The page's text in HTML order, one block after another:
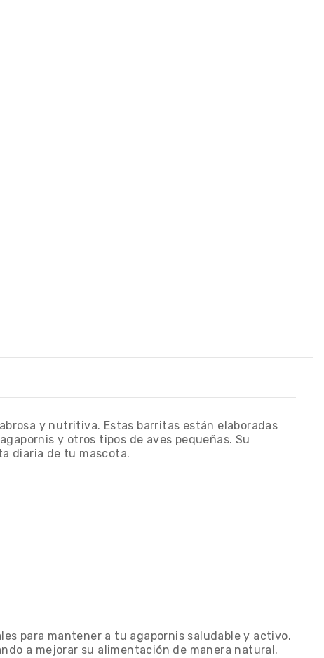
y nutritiva. Estas barritas están elaboradas
y otros tipos de aves pequeñas. Su
diaria de tu mascota.
para mantener a tu agapornis saludable y activo.
a mejorar su alimentación de manera natural.